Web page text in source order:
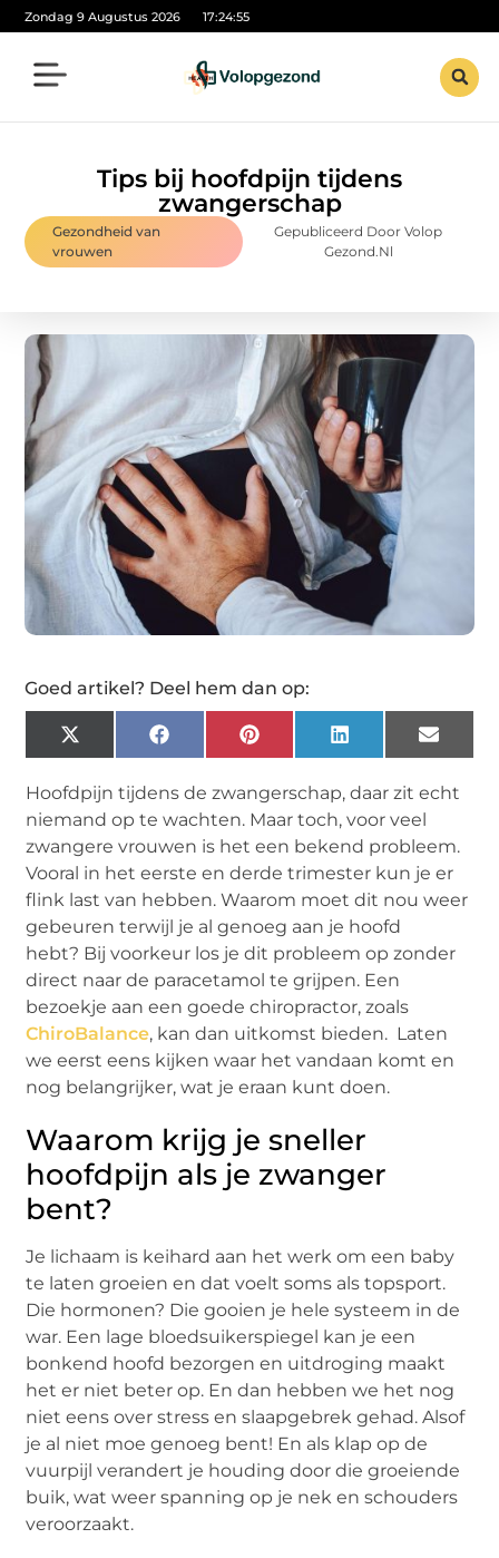
Zondag 9 Augustus 2026 17:24:56
Tips bij hoofdpijn tijdens
zwangerschap
Gezondheid van
vrouwen
Gepubliceerd Door Volop
Gezond.nl
Goed artikel? Deel hem dan op:
X
(Twitter)
FacebookPinterestLinkedInEmail
Hoofdpijn tijdens de zwangerschap, daar zit echt
niemand op te wachten. Maar toch, voor veel
zwangere vrouwen is het een bekend probleem.
Vooral in het eerste en derde trimester kun je er
flink last van hebben. Waarom moet dit nou weer
gebeuren terwijl je al genoeg aan je hoofd
hebt? Bij voorkeur los je dit probleem op zonder
direct naar de paracetamol te grijpen. Een
bezoekje aan een goede chiropractor, zoals
ChiroBalance, kan dan uitkomst bieden. Laten
we eerst eens kijken waar het vandaan komt en
nog belangrijker, wat je eraan kunt doen.
Waarom krijg je sneller
hoofdpijn als je zwanger
bent?
Je lichaam is keihard aan het werk om een baby
te laten groeien en dat voelt soms als topsport.
Die hormonen? Die gooien je hele systeem in de
war. Een lage bloedsuikerspiegel kan je een
bonkend hoofd bezorgen en uitdroging maakt
het er niet beter op. En dan hebben we het nog
niet eens over stress en slaapgebrek gehad. Alsof
je al niet moe genoeg bent! En als klap op de
vuurpijl verandert je houding door die groeiende
buik, wat weer spanning op je nek en schouders
veroorzaakt.